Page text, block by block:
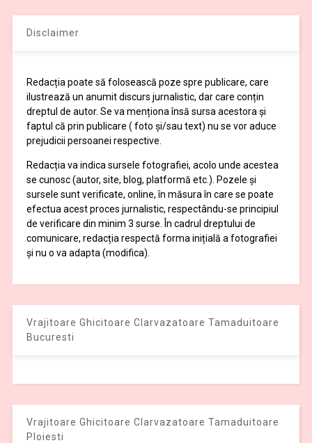
Disclaimer
Redacția poate să folosească poze spre publicare, care
ilustrează un anumit discurs jurnalistic, dar care conțin
dreptul de autor. Se va menționa însă sursa acestora și
faptul că prin publicare ( foto și/sau text) nu se vor aduce
prejudicii persoanei respective.
Redacția va indica sursele fotografiei, acolo unde acestea
se cunosc (autor, site, blog, platformă etc.). Pozele și
sursele sunt verificate, online, în măsura în care se poate
efectua acest proces jurnalistic, respectându-se principiul
de verificare din minim 3 surse. În cadrul dreptului de
comunicare, redacția respectă forma inițială a fotografiei
și nu o va adapta (modifica).
Vrajitoare Ghicitoare Clarvazatoare Tamaduitoare
Bucuresti
Vrajitoare Ghicitoare Clarvazatoare Tamaduitoare
Ploiesti